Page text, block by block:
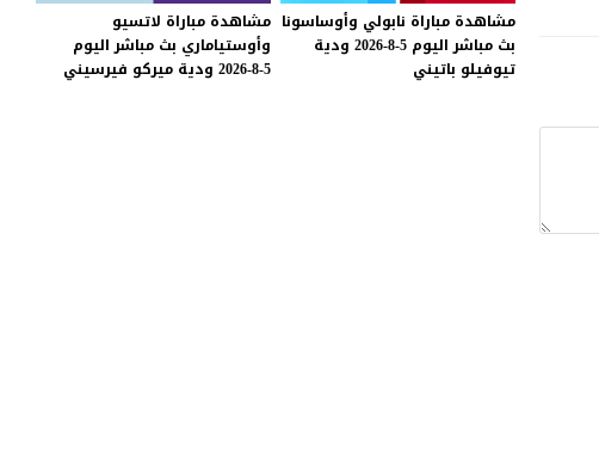
مشاهدة مباراة نابولي وأوساسونا
بث مباشر اليوم 5-8-2026
ودية
تيوفيلو باتيني
مشاهدة مباراة لاتسيو
وأوستياماري بث مباشر اليوم
5-8-2026
ودية ميركو فيرسيني